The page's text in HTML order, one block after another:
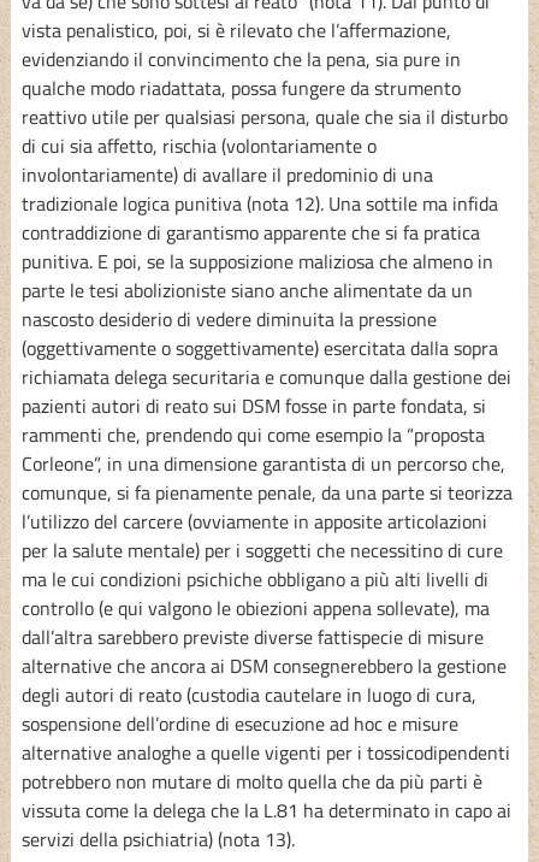
vista penalistico, poi, si è rilevato che l’affermazione,
evidenziando il convincimento che la pena, sia pure in
qualche modo riadattata, possa fungere da strumento
reattivo utile per qualsiasi persona, quale che sia il disturbo
di cui sia affetto, rischia (volontariamente o
involontariamente) di avallare il predominio di una
tradizionale logica punitiva (nota 12). Una sottile ma infida
contraddizione di garantismo apparente che si fa pratica
punitiva. E poi, se la supposizione maliziosa che almeno in
parte le tesi abolizioniste siano anche alimentate da un
nascosto desiderio di vedere diminuita la pressione
(oggettivamente o soggettivamente) esercitata dalla sopra
richiamata delega securitaria e comunque dalla gestione dei
pazienti autori di reato sui DSM fosse in parte fondata, si
rammenti che, prendendo qui come esempio la “proposta
Corleone”, in una dimensione garantista di un percorso che,
comunque, si fa pienamente penale, da una parte si teorizza
l’utilizzo del carcere (ovviamente in apposite articolazioni
per la salute mentale) per i soggetti che necessitino di cure
ma le cui condizioni psichiche obbligano a più alti livelli di
controllo (e qui valgono le obiezioni appena sollevate), ma
dall’altra sarebbero previste diverse fattispecie di misure
alternative che ancora ai DSM consegnerebbero la gestione
degli autori di reato (custodia cautelare in luogo di cura,
sospensione dell’ordine di esecuzione ad hoc e misure
alternative analoghe a quelle vigenti per i tossicodipendenti
potrebbero non mutare di molto quella che da più parti è
vissuta come la delega che la L.81 ha determinato in capo ai
servizi della psichiatria) (nota 13).